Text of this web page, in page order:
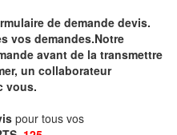
de demande devis.
vos demandes.Notre
avant de la transmettre
un collaborateur
vous.
pour tous vos